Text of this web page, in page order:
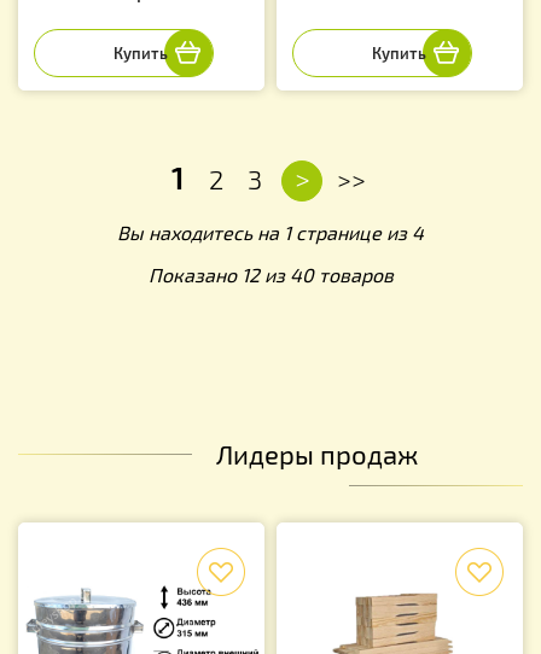
1 2 3 > >>
Вы находитесь на 1 странице из 4
Показано 12 из 40 товаров
Лидеры продаж